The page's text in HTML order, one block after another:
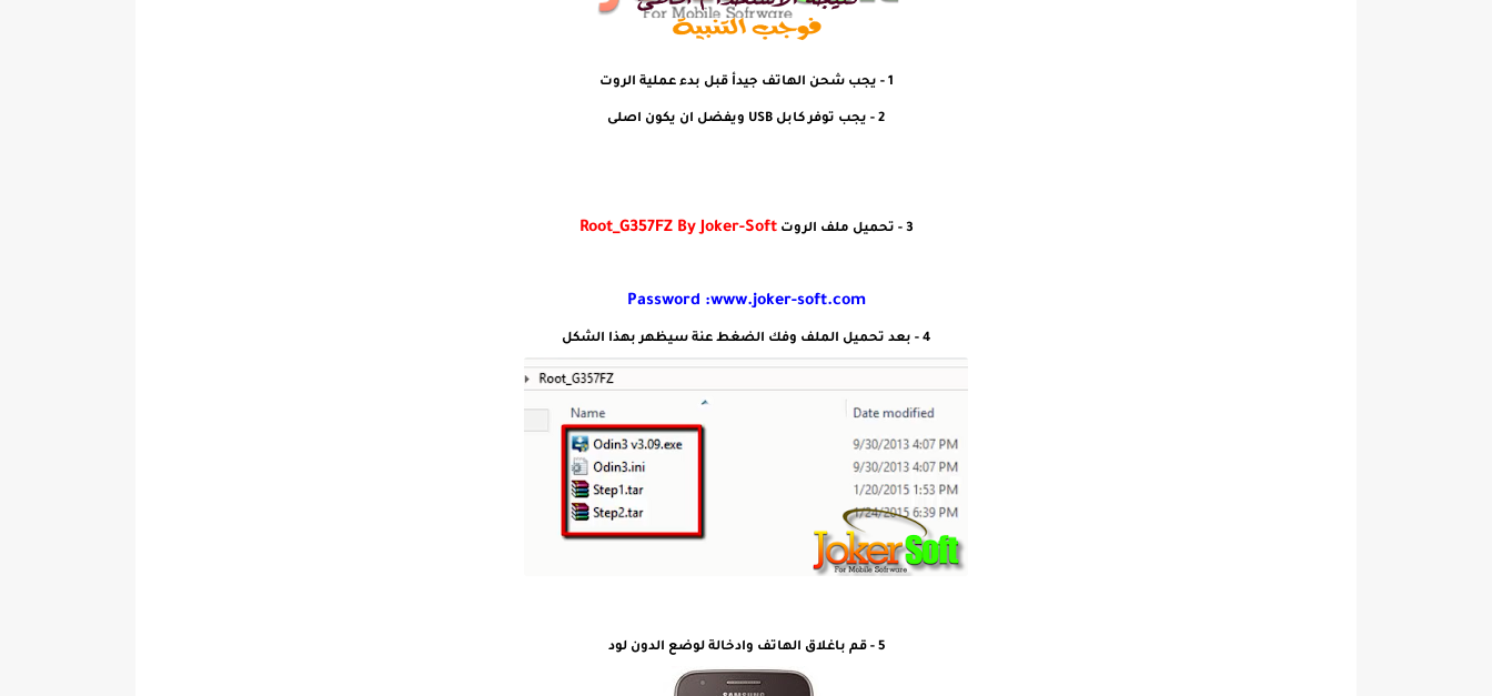
1 - يجب شحن الهاتف جيدأ قبل بدء عملية الروت
2 - يجب توفر كابل USB ويفضل ان يكون اصلى
3 - تحميل ملف الروت Root_G357FZ By Joker-Soft
Password :www.joker-soft.com
4 - بعد تحميل الملف وفك الضغط عنة سيظهر بهذا الشكل
5 - قم باغلاق الهاتف وادخالة لوضع الدون لود